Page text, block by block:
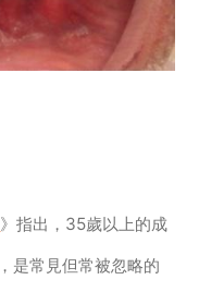
》指出，35歲以上的成
，是常見但常被忽略的